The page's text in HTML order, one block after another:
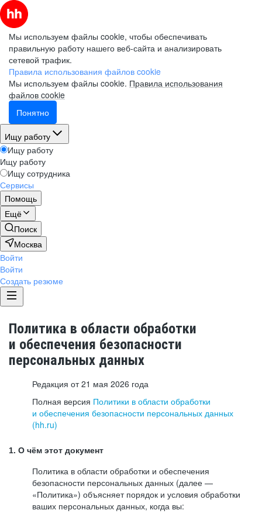
Мы используем файлы cookie, чтобы обеспечивать
правильную работу нашего веб-сайта и анализировать
сетевой трафик.
Правила использования файлов cookie
Мы используем файлы cookie. Правила использования
файлов cookie
Понятно
Ищу работу
Ищу работу
Ищу работу
Ищу сотрудника
Сервисы
Помощь
Ещё
Поиск
Москва
Войти
Войти
Создать резюме
Политика в области обработки
и обеспечения безопасности
персональных данных
Редакция от 21 мая 2026 года
Полная версия Политики в области обработки
и обеспечения безопасности персональных данных
(hh.ru)
1. О чём этот документ
Политика в области обработки и обеспечения
безопасности персональных данных (далее —
«Политика») объясняет порядок и условия обработки
ваших персональных данных, когда вы: